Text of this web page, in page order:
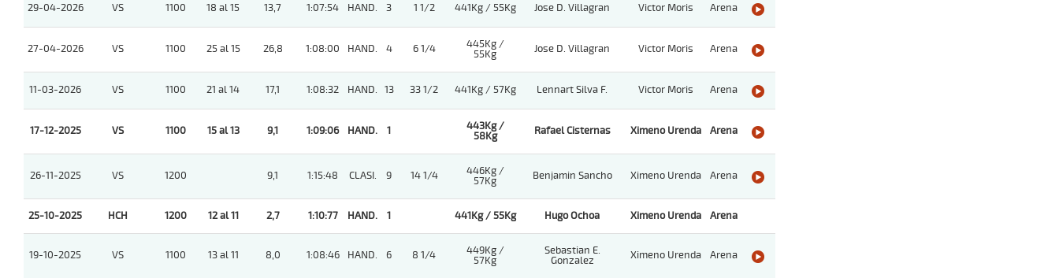
29-04-2026 VS 1100 18 al 15 13,7 1:07:54 HAND. 3 1 1/2 441Kg / 55Kg Jose D. Villagran Victor Moris Arena
27-04-2026 VS 1100 25 al 15 26,8 1:08:00 HAND. 4 6 1/4
445Kg /
55Kg
Jose D. Villagran Victor Moris Arena
11-03-2026 VS 1100 21 al 14 17,1 1:08:32 HAND. 13 33 1/2 441Kg / 57Kg Lennart Silva F. Victor Moris Arena
17-12-2025 VS 1100 15 al 13 9,1 1:09:06 HAND. 1
443Kg /
58Kg
Rafael Cisternas Ximeno Urenda Arena
26-11-2025 VS 1200 9,1 1:15:48 CLASI. 9 14 1/4
446Kg /
57Kg
Benjamin Sancho Ximeno Urenda Arena
25-10-2025 HCH 1200 12 al 11 2,7 1:10:77 HAND. 1 441Kg / 55Kg Hugo Ochoa Ximeno Urenda Arena
19-10-2025 VS 1100 13 al 11 8,0 1:08:46 HAND. 6 8 1/4
449Kg /
57Kg
Sebastian E.
Gonzalez
Ximeno Urenda Arena